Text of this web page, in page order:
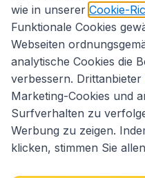
wie in unserer Cookie-
Funktionale Cookies
Webseiten
analytische Cookies die
verbessern. Drittanbieter
Marketing-Cookies und
Surfverhalten zu
Werbung zu zeigen.
klicken, stimmen Sie